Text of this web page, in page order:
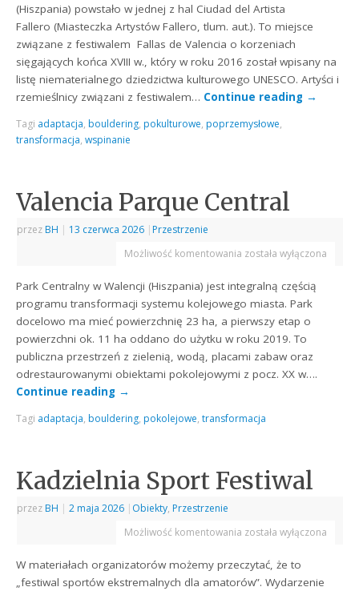
(Hiszpania) powstało w jednej z hal Ciudad del Artista
Fallero (Miasteczka Artystów Fallero, tlum. aut.). To miejsce
związane z festiwalem Fallas de Valencia o korzeniach
sięgających końca XVIII w., który w roku 2016 został wpisany na
listę niematerialnego dziedzictwa kulturowego UNESCO. Artyści i
rzemieślnicy związani z festiwalem… Continue reading →
Tagi adaptacja, bouldering, pokulturowe, poprzemysłowe,
transformacja,wspinanie
Valencia Parque Central
przez BH | 13 czerwca 2026 | Przestrzenie
Możliwość komentowania została wyłączona
Park Centralny w Walencji (Hiszpania) jest integralną częścią
programu transformacji systemu kolejowego miasta. Park
docelowo ma mieć powierzchnię 23 ha, a pierwszy etap o
powierzchni ok. 11 ha oddano do użytku w roku 2019. To
publiczna przestrzeń z zielenią, wodą, placami zabaw oraz
odrestaurowanymi obiektami pokolejowymi z pocz. XX w….
Continue reading →
Tagi adaptacja, bouldering, pokolejowe,transformacja
Kadzielnia Sport Festiwal
przez BH | 2 maja 2026 | Obiekty, Przestrzenie
Możliwość komentowania została wyłączona
W materiałach organizatorów możemy przeczytać, że to
„festiwal sportów ekstremalnych dla amatorów”. Wydarzenie